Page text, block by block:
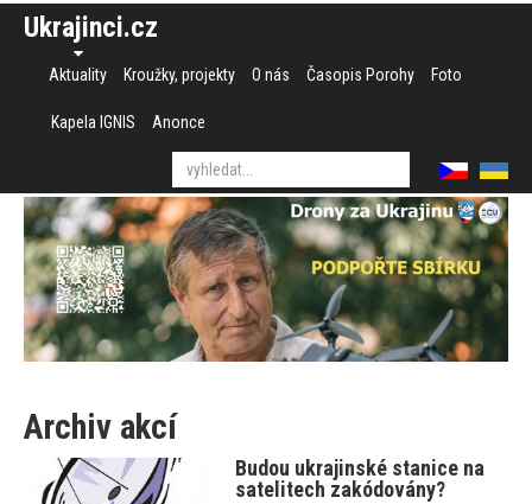
Ukrajinci.cz
Aktuality Kroužky, projekty O nás Časopis Porohy Foto
Kapela IGNIS Anonce
Archiv akcí
Budou ukrajinské stanice na
satelitech zakódovány?